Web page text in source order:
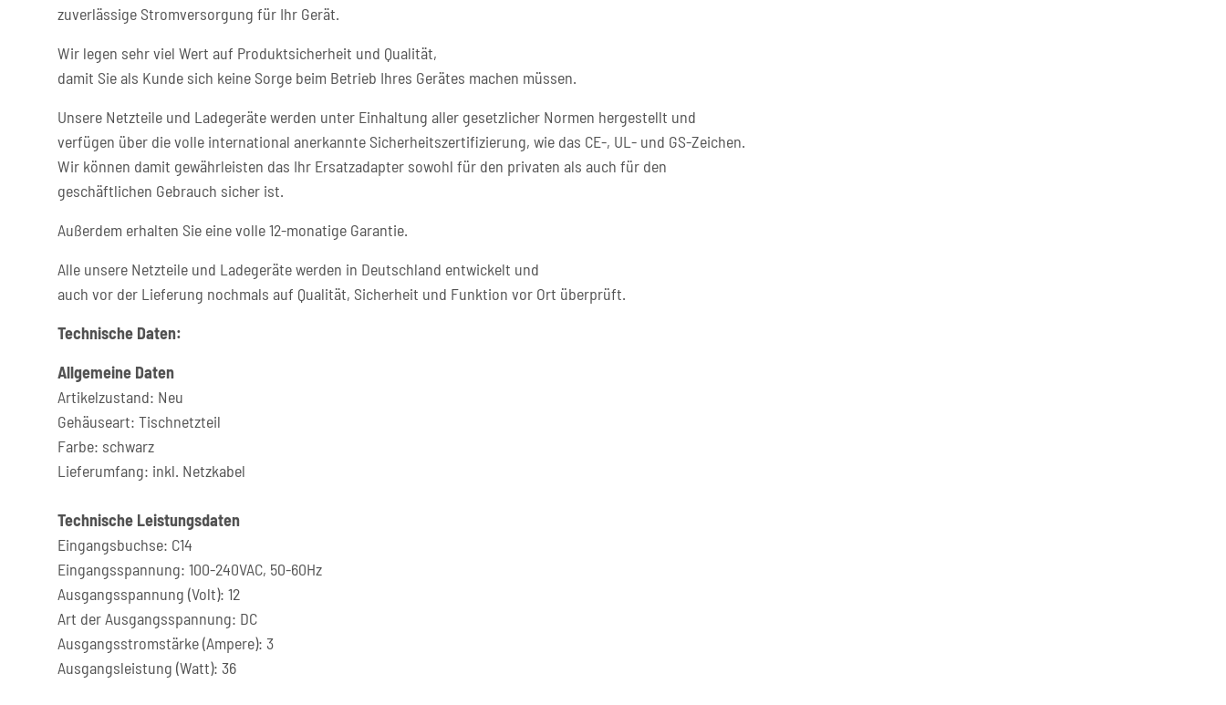
zuverlässige Stromversorgung für Ihr Gerät.
Wir legen sehr viel Wert auf Produktsicherheit und Qualität,
damit Sie als Kunde sich keine Sorge beim Betrieb Ihres Gerätes machen müssen.
Unsere Netzteile und Ladegeräte werden unter Einhaltung aller gesetzlicher Normen hergestellt und
verfügen über die volle international anerkannte Sicherheitszertifizierung, wie das CE-, UL- und GS-Zeichen.
Wir können damit gewährleisten das Ihr Ersatzadapter sowohl für den privaten als auch für den
geschäftlichen Gebrauch sicher ist.
Außerdem erhalten Sie eine volle 12-monatige Garantie.
Alle unsere Netzteile und Ladegeräte werden in Deutschland entwickelt und
auch vor der Lieferung nochmals auf Qualität, Sicherheit und Funktion vor Ort überprüft.
Technische Daten:
Allgemeine Daten
Artikelzustand: Neu
Gehäuseart: Tischnetzteil
Farbe: schwarz
Lieferumfang: inkl. Netzkabel
Technische Leistungsdaten
Eingangsbuchse: C14
Eingangsspannung: 100-240VAC, 50-60Hz
Ausgangsspannung (Volt): 12
Art der Ausgangsspannung: DC
Ausgangsstromstärke (Ampere): 3
Ausgangsleistung (Watt): 36